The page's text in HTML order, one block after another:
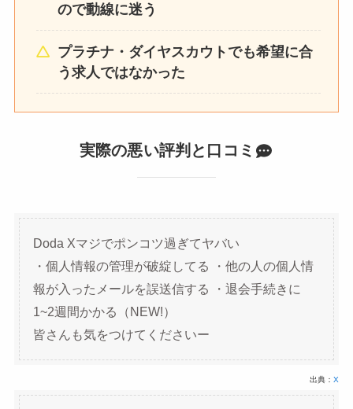
ので動線に迷う
プラチナ・ダイヤスカウトでも希望に合
う求人ではなかった
実際の悪い評判と口コミ
Doda Xマジでポンコツ過ぎてヤバい
・個人情報の管理が破綻してる ・他の人の個人情
報が入ったメールを誤送信する ・退会手続きに
1~2週間かかる（NEW!）
皆さんも気をつけてくださいー
出典：X